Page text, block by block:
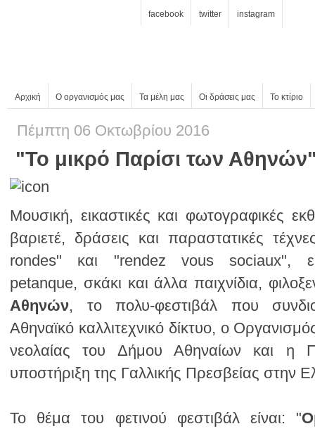
facebook twitter instagram
Αρχική Ο οργανισμός μας Τα μέλη μας Οι δράσεις μας Το κτίριο
Πέμπτη 06 Οκτωβρίου 2016
"Το μικρό Παρίσι των
petanque, σκάκι και άλλα παιχνίδια,
Αθηνών
υποστήριξη της Γαλλικής Πρεσβείας στην
Το θέμα του φετινού φεστιβάλ είναι: "